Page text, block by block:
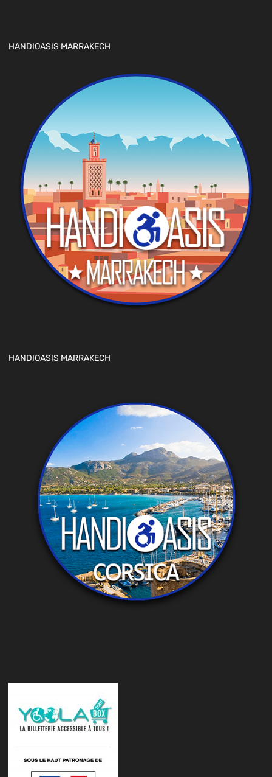
HANDIOASIS MARRAKECH
HANDIOASIS MARRAKECH